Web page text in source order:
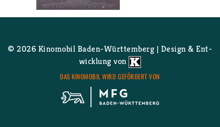
Wei­ter­le­senüber Die lei­sen und die gro­ßen
© 2026 Ki­no­mo­bil Ba­den-Würt­tem­berg | De­sign & Ent­
wick­lung von
DAS KI­NO­MO­BIL WIRD GE­FÖR­DERT VON